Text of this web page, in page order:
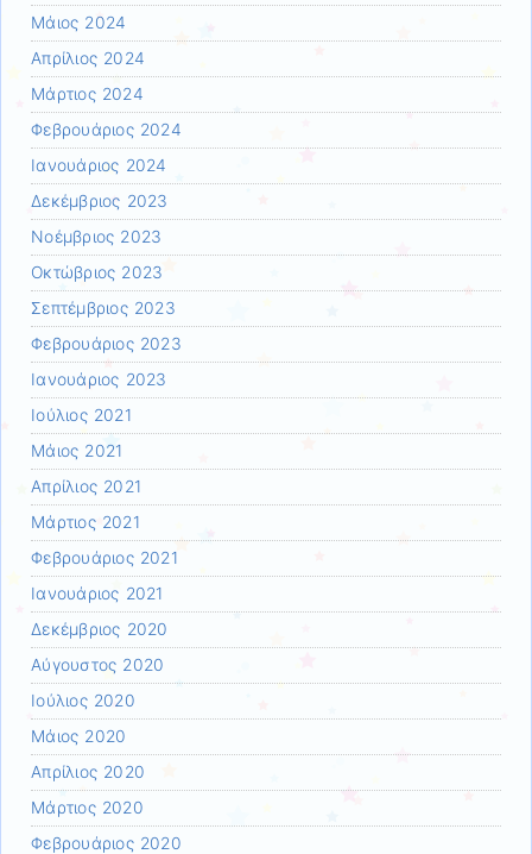
Μάιος 2024
Απρίλιος 2024
Μάρτιος 2024
Φεβρουάριος 2024
Ιανουάριος 2024
Δεκέμβριος 2023
Νοέμβριος 2023
Οκτώβριος 2023
Σεπτέμβριος 2023
Φεβρουάριος 2023
Ιανουάριος 2023
Ιούλιος 2021
Μάιος 2021
Απρίλιος 2021
Μάρτιος 2021
Φεβρουάριος 2021
Ιανουάριος 2021
Δεκέμβριος 2020
Αύγουστος 2020
Ιούλιος 2020
Μάιος 2020
Απρίλιος 2020
Μάρτιος 2020
Φεβρουάριος 2020